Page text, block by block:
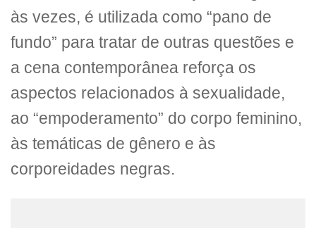
às vezes, é utilizada como “pano de
fundo” para tratar de outras questões e
a cena contemporânea reforça os
aspectos relacionados à sexualidade,
ao “empoderamento” do corpo feminino,
às temáticas de gênero e às
corporeidades negras.